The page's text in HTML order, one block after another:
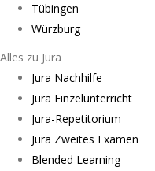
Tübingen
Würzburg
Alles zu Jura
Jura Nachhilfe
Jura Einzelunterricht
Jura-Repetitorium
Jura Zweites Examen
Blended Learning